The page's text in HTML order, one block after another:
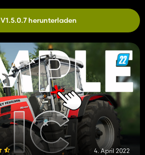
V1.5.0.7 herunterladen
4. April 2022